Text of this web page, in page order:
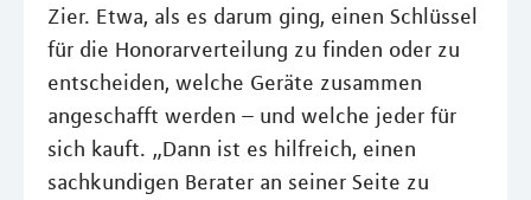
Zier. Etwa, als es darum ging, einen Schlüssel
für die Honorarverteilung zu finden oder zu
entscheiden, welche Geräte zusammen
angeschafft werden – und welche jeder für
sich kauft. „Dann ist es hilfreich, einen
sachkundigen Berater an seiner Seite zu